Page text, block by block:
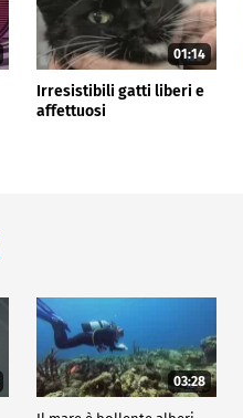
01:14
Irresistibili gatti liberi e
affettuosi
03:28